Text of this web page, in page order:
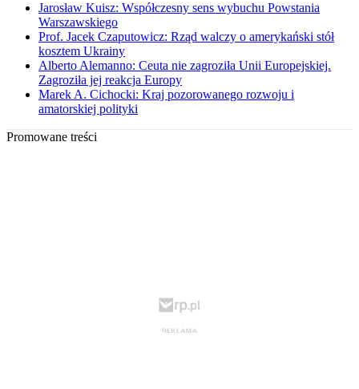
Jarosław Kuisz: Współczesny sens wybuchu Powstania
Warszawskiego
Prof. Jacek Czaputowicz: Rząd walczy o amerykański stół
kosztem Ukrainy
Alberto Alemanno: Ceuta nie zagroziła Unii Europejskiej.
Zagroziła jej reakcja Europy
Marek A. Cichocki: Kraj pozorowanego rozwoju i
amatorskiej polityki
Promowane treści